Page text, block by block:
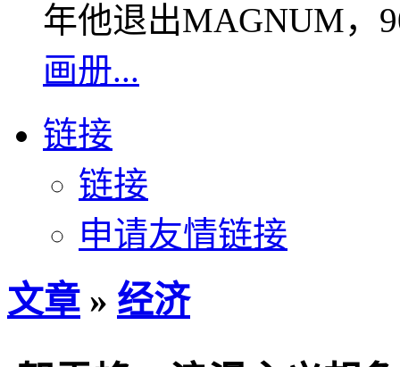
年他退出MAGNUM，
画册...
链接
链接
申请友情链接
文章 » 经济